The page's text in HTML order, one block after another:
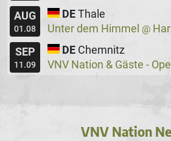
AUG
01.08
DE Thale
Unter dem Himmel @ Harzer
SEP
11.09
DE Chemnitz
VNV Nation